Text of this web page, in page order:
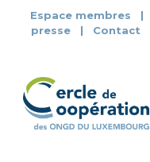
Espace membres |
presse
| Contact